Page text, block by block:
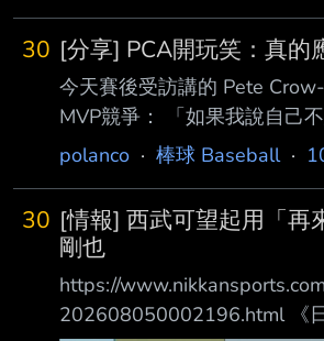
發6局
傑憲也盡地主之誼，帶著他
食。他在社群平台PO出遊台
「謝謝，台南！」貼文引發熱
得好美，古蹟、海、球場、
再來玩！追夢的男人真的好帥
社群平台貼出照片，包括小
的自拍，還有和陳傑憲聚餐
邊、和老婆的合照等等。他在
30 [分享] PCA開玩笑：真的
今天賽後受訪講的 Pete
MVP競爭： 「如果我說自己
真的太假了。但如果我們要談
現在最關心的事情。拿它開玩
（我想拿M VP）這件事也是
件事完全沒有問題，但說到底
念頭上場 打擊。如果你們一
話，那我想我應該去投球實驗
polanco · 棒球 Baseball·
30 [情報] 西武可望起用「再
剛也
https://
202608050002196.html 《